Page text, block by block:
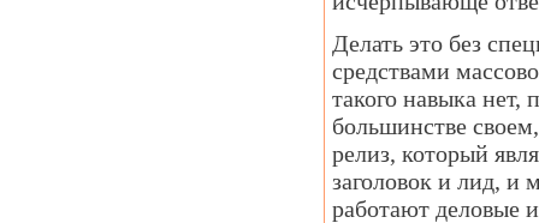
Делать это без
средствами
такого навыка
большинстве
релиз, который
заголовок и лид, и
работают деловые